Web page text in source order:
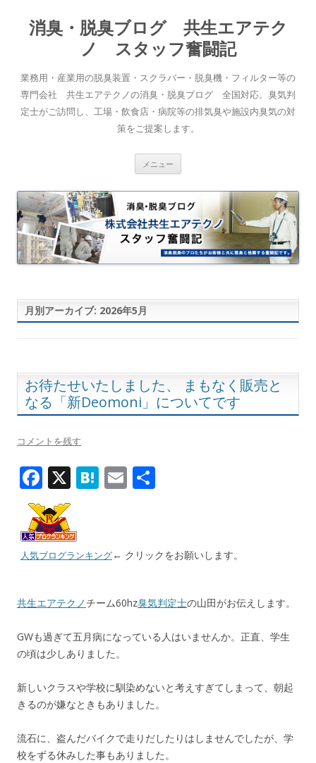
消臭・脱臭ブログ 共生エアテク
ノ スタッフ奮闘記
業務用・産業用の脱臭装置・スクラバー・脱臭機・フィルター等の
専門会社 共生エアテクノの消臭・脱臭ブログ 全国対応。臭気判
定士がご訪問し、工場・飲食店・病院等の排気臭や施設内臭気の対
策をご提案します。
メニュー
月別アーカイブ: 2026年5月
お待たせいたしました、 まもなく販売と
なる「新Deomoni」についてです
コメントを残す
F
ac
e
b
o
k
X H
n
a
E
l
人気ブログランキング← クリックをお願いします。
共生エアテクノチーム60hz臭気判定士の山田がお伝えします。
GWも過ぎて五月病になっている人はいませんか。正直、学生
の頃は少しありました。
新しいクラスや学校に馴染めないと考えすぎてしまって、朝起
きるのが嫌なときもありました。
流石に、盗んだバイクで走りだしたりはしませんでしたが、学
校をずる休みした事もありました。